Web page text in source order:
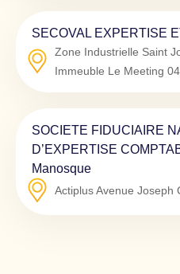
SECOVAL EXPERTISE
Zone Industrielle Saint
Immeuble Le Meeting
SOCIETE FIDUCIAIRE
D’EXPERTISE
Manosque
Actiplus Avenue Joseph